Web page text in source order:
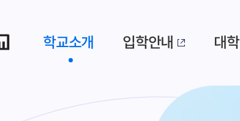
학교소개 입학안내 대학